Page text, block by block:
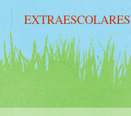
EXTRAESCOLARES